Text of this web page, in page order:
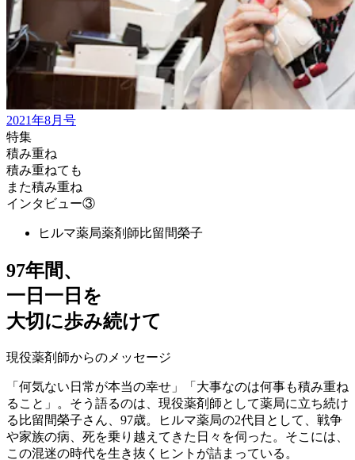
2021年8月号
特集
積み重ね
積み重ねても
また積み重ね
インタビュー③
ヒルマ薬局薬剤師比留間榮子
97年間、
一日一日を
大切に歩み続けて
現役薬剤師からのメッセージ
「何気ない日常が本当の幸せ」「大事なのは何事も積み重ね
ること」。そう語るのは、現役薬剤師として薬局に立ち続け
る比留間榮子さん、97歳。ヒルマ薬局の2代目として、戦争
や家族の病、死を乗り越えてきた日々を伺った。そこには、
この混迷の時代を生き抜くヒントが詰まっている。